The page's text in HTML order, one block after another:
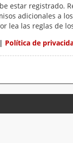
estar registrado.
adicionales a
lea las reglas de
| Política de